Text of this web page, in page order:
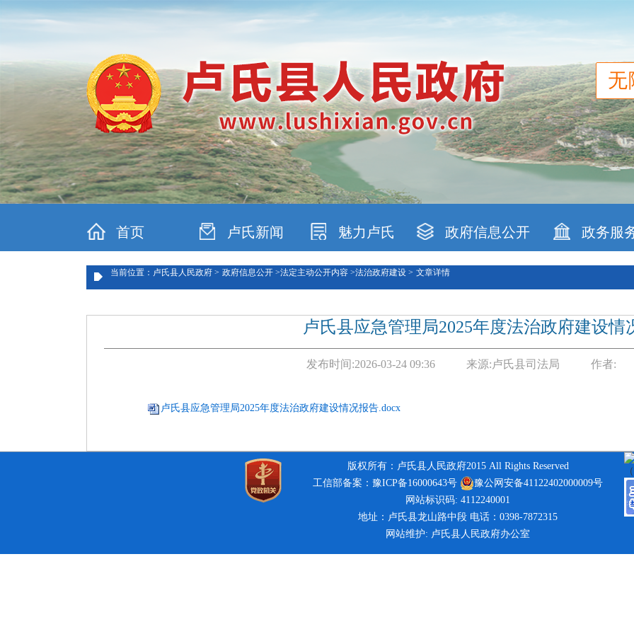
无
首页 卢氏新闻 魅力卢氏 政府信息公开 政务服
当前位置：卢氏县人民政府 > 政府信息公开 >法定主动公开内容 >法治政府建设 > 文章详情
卢氏县应急管理局2025年度法治政府建设情
发布时间:2026-03-24 09:36 来源:卢氏县司法局 作者:
卢氏县应急管理局2025年度法治政府建设情况报告.docx
版权所有：卢氏县人民政府2015 All Rights Reserved
工信部备案：豫ICP备16000643号
豫公网安备41122402000009号
网站标识码: 4112240001
地址：卢氏县龙山路中段 电话：0398-7872315
网站维护: 卢氏县人民政府办公室